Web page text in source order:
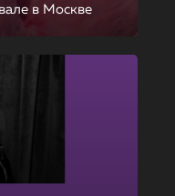
в Москве